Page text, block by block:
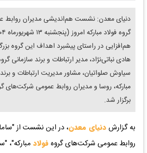
دنیای معدن: نشست هم‌اندیشی مدیران
هم‌افزایی در راستای پیشبرد اهداف این گروه
هادی نباتی‌نژاد، مدیر ارتباطات و برند سازمانی
سیاوش صلواتیان، مشاور مدیریت ارتباطات و
مبارکه، روسا و مدیران روابط عمومی شرکت‌های
برگزار شد.
به گزارش دنیای معدن، در این نشست از
روابط عمومی شرکت‌های گروه فولاد مبارکه"،